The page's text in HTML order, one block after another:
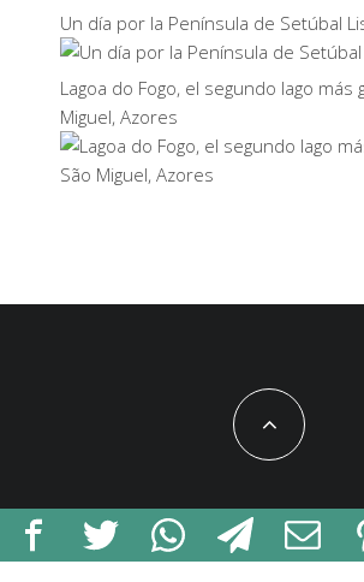
Un día por la Península de Setúbal
Lagoa do Fogo, el segundo lago más
Miguel, Azores